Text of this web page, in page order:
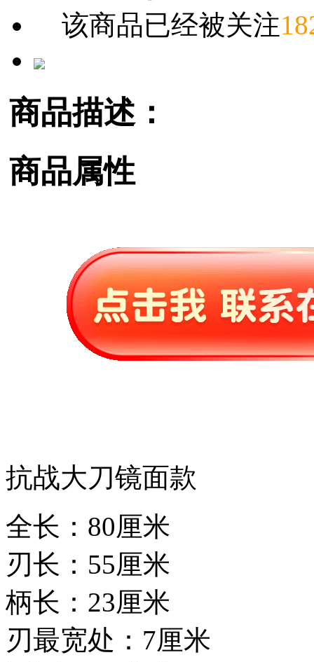
该商品已经被关注
商品描述：
商品属性
抗战大刀镜面款
全长：80厘米
刃长：55厘米
柄长：23厘米
刃最宽处：7厘米